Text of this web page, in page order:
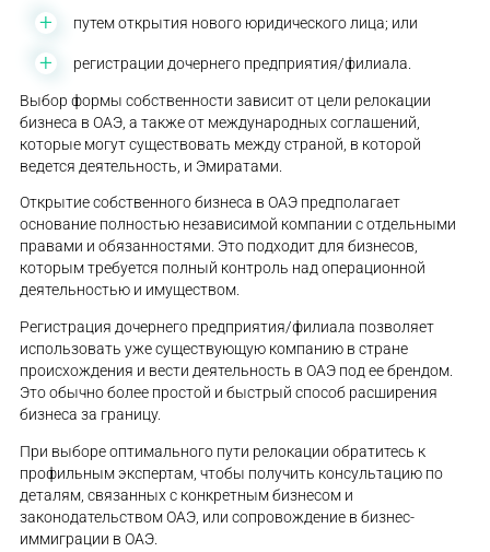
путем открытия нового юридического лица; или
регистрации дочернего предприятия/филиала.
Выбор формы собственности зависит от цели релокации
бизнеса в ОАЭ, а также от международных соглашений,
которые могут существовать между страной, в которой
ведется деятельность, и Эмиратами.
Открытие собственного бизнеса в ОАЭ предполагает
основание полностью независимой компании с отдельными
правами и обязанностями. Это подходит для бизнесов,
которым требуется полный контроль над операционной
деятельностью и имуществом.
Регистрация дочернего предприятия/филиала позволяет
использовать уже существующую компанию в стране
происхождения и вести деятельность в ОАЭ под ее брендом.
Это обычно более простой и быстрый способ расширения
бизнеса за границу.
При выборе оптимального пути релокации обратитесь к
профильным экспертам, чтобы получить консультацию по
деталям, связанных с конкретным бизнесом и
законодательством ОАЭ, или сопровождение в бизнес-
иммиграции в ОАЭ.